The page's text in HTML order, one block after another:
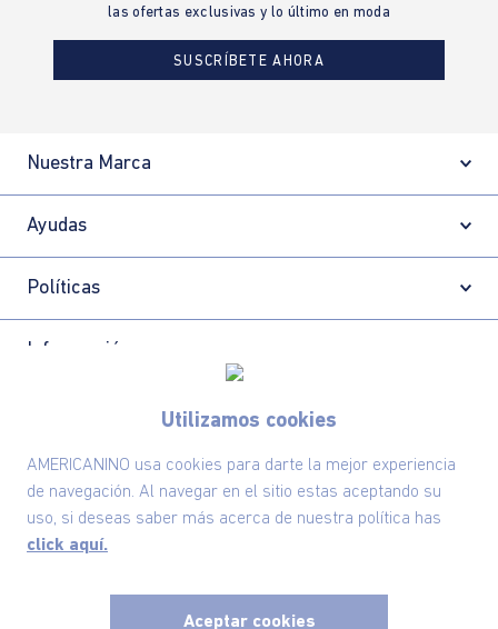
Utilizamos cookies
AMERICANINO usa cookies para darte la mejor experiencia
de navegación. Al navegar en el sitio estas aceptando su
uso, si deseas saber más acerca de nuestra política has
click aquí.
Aceptar cookies
las ofertas exclusivas y lo último en moda
SUSCRÍBETE AHORA
Nuestra Marca
Ayudas
Políticas
Información